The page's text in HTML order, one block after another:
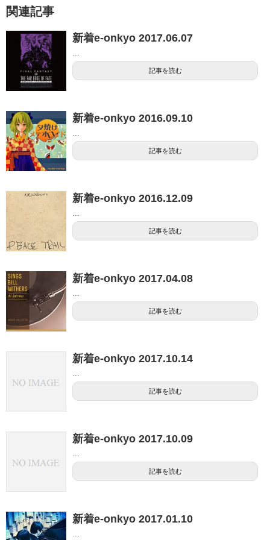
関連記事
新着e-onkyo 2017.06.07
記事を読む
新着e-onkyo 2016.09.10
記事を読む
新着e-onkyo 2016.12.09
記事を読む
新着e-onkyo 2017.04.08
記事を読む
新着e-onkyo 2017.10.14
記事を読む
新着e-onkyo 2017.10.09
記事を読む
新着e-onkyo 2017.01.10